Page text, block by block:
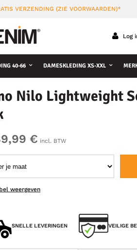
VERZENDING (ZIE VOORWAARDEN)*
Log
40-66 DAMESKLEDING XS-XXL
Nilo Lightweight
€ incl. BTW
weergeven
SNELLE LEVERINGEN VEILIGE